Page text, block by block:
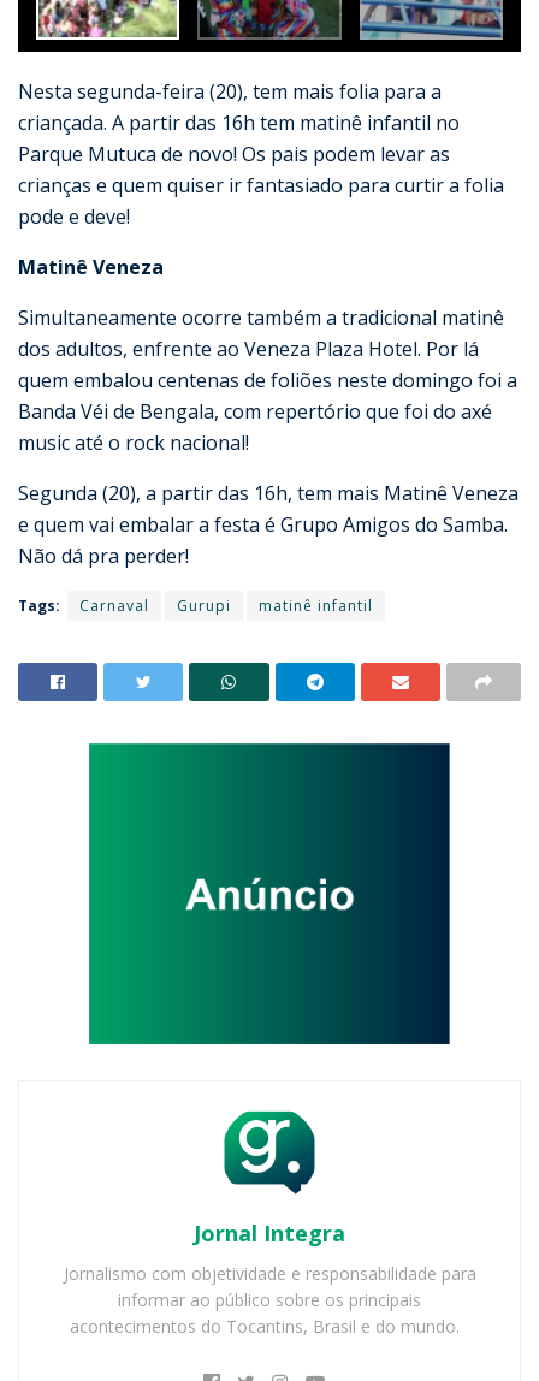
Nesta segunda-feira (20), tem mais folia para a
criançada. A partir das 16h tem matinê infantil no
Parque Mutuca de novo! Os pais podem levar as
crianças e quem quiser ir fantasiado para curtir a folia
pode e deve!
Matinê Veneza
Simultaneamente ocorre também a tradicional matinê
dos adultos, enfrente ao Veneza Plaza Hotel. Por lá
quem embalou centenas de foliões neste domingo foi a
Banda Véi de Bengala, com repertório que foi do axé
music até o rock nacional!
Segunda (20), a partir das 16h, tem mais Matinê Veneza
e quem vai embalar a festa é Grupo Amigos do Samba.
Não dá pra perder!
Tags: Carnaval Gurupi matinê infantil
Jornal Integra
Jornalismo com objetividade e responsabilidade para
informar ao público sobre os principais
acontecimentos do Tocantins, Brasil e do mundo.